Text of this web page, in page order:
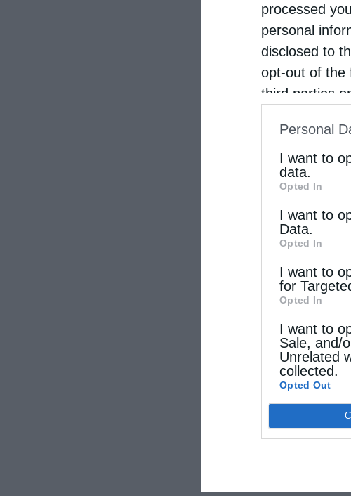
processed
personal
disclosed to
opt-out of the
third parties
IAB’s List of
other third
Personal
I want to
data.
Opted In
I want to
Data.
Opted In
I want to
for
Opted In
I want to
Sale, and/
Unrelated
collected.
Opted Out